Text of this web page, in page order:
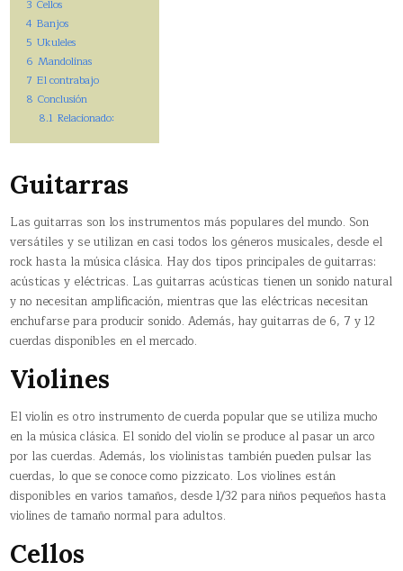
3 Cellos
4 Banjos
5 Ukuleles
6 Mandolinas
7 El contrabajo
8 Conclusión
8.1 Relacionado:
Guitarras
Las guitarras son los instrumentos más populares del mundo. Son
versátiles y se utilizan en casi todos los géneros musicales, desde el
rock hasta la música clásica. Hay dos tipos principales de guitarras:
acústicas y eléctricas. Las guitarras acústicas tienen un sonido natural
y no necesitan amplificación, mientras que las eléctricas necesitan
enchufarse para producir sonido. Además, hay guitarras de 6, 7 y 12
cuerdas disponibles en el mercado.
Violines
El violín es otro instrumento de cuerda popular que se utiliza mucho
en la música clásica. El sonido del violín se produce al pasar un arco
por las cuerdas. Además, los violinistas también pueden pulsar las
cuerdas, lo que se conoce como pizzicato. Los violines están
disponibles en varios tamaños, desde 1/32 para niños pequeños hasta
violines de tamaño normal para adultos.
Cellos